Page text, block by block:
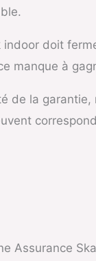
doit
manque à
de la
Assurance